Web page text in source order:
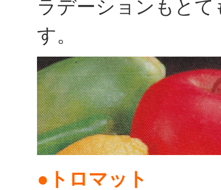
ラデーションもと
す。
●トロマット